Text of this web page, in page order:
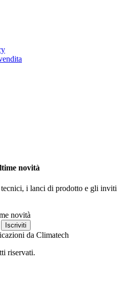
novità
i lanci di prodotto e gli inviti
novità
Iscriviti
da Climatech
riservati.